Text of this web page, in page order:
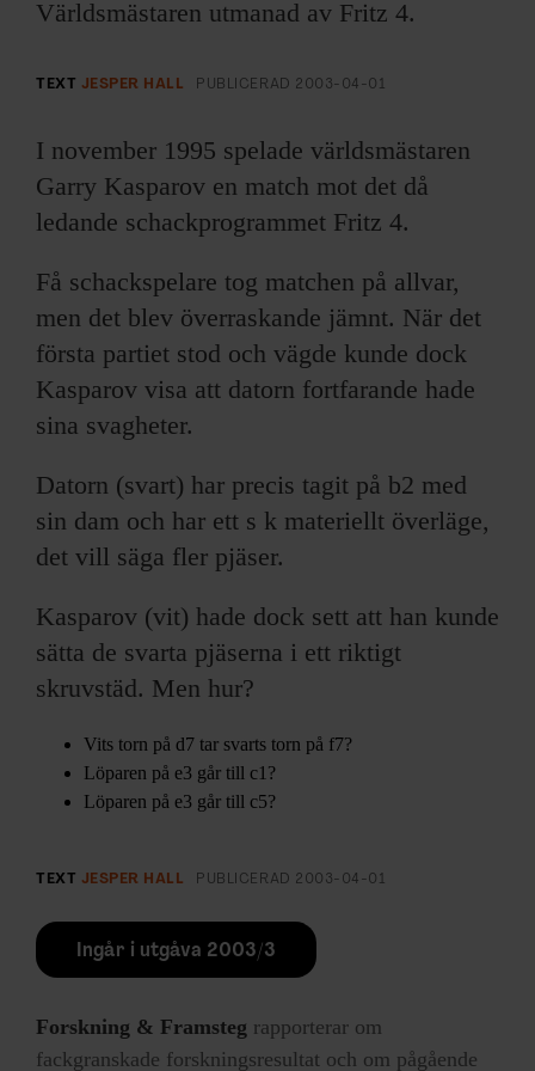
ARKIV & E-TIDNING
EVENEMANG & RESOR
SHOP
SKRIV I F&F
PRENUMERERA PÅ F&F
OM F&F
Världsmästaren utmanad av Fritz 4.
TEXT JESPER HALL PUBLICERAD 2003-04-01
I november 1995 spelade världsmästaren
Garry Kasparov en match mot det då
ledande schackprogrammet Fritz 4.
Få schackspelare tog matchen på allvar,
men det blev överraskande jämnt. När det
första partiet stod och vägde kunde dock
Kasparov visa att datorn fortfarande hade
sina svagheter.
Datorn (svart) har precis tagit på b2 med
sin dam och har ett s k materiellt överläge,
det vill säga fler pjäser.
Kasparov (vit) hade dock sett att han kunde
sätta de svarta pjäserna i ett riktigt
skruvstäd. Men hur?
Vits torn på d7 tar svarts torn på f7?
Löparen på e3 går till c1?
Löparen på e3 går till c5?
TEXT JESPER HALL PUBLICERAD 2003-04-01
Ingår i utgåva 2003/3
Forskning & Framsteg rapporterar om
fackgranskade forskningsresultat och om pågående